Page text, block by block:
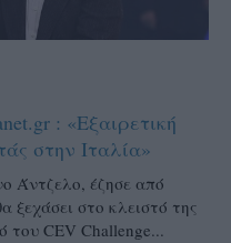
: «Εξαιρετική
στην Ιταλία»
Άντζελο, έζησε από
ξεχάσει στο κλειστό της
του CEV Challenge...